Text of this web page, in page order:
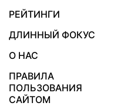
РЕЙТИНГИ
ДЛИННЫЙ ФОКУС
О НАС
ПРАВИЛА
ПОЛЬЗОВАНИЯ
САЙТОМ